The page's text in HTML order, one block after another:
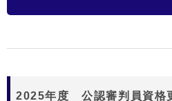
2025年度 公認審判員資格